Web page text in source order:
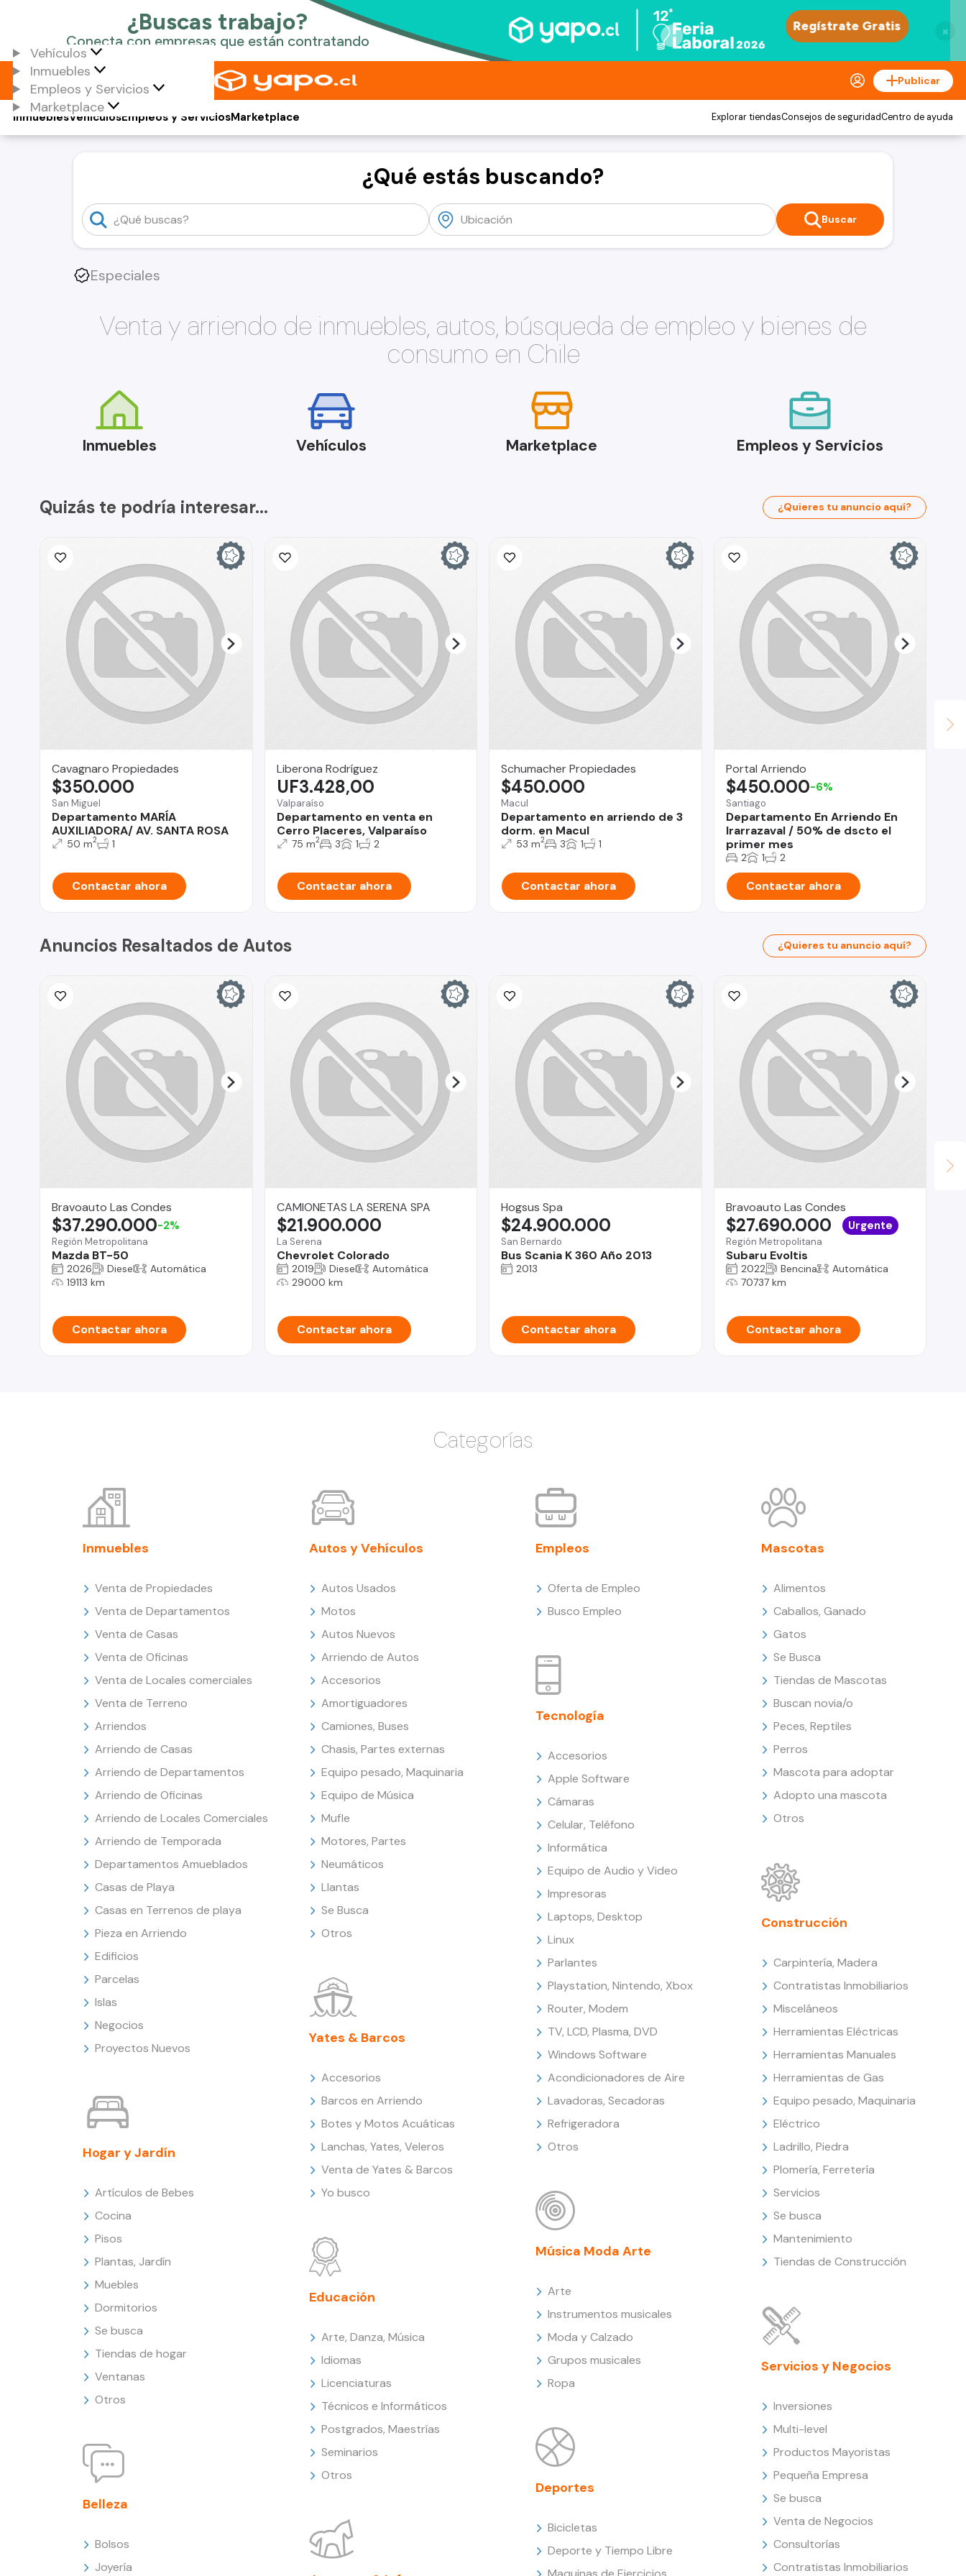
×
Vehículos
Inmuebles
Empleos y Servicios
Marketplace
Publicar
Vehículos
Inmuebles Empleos y ServiciosMarketplace Explorar tiendasConsejos de seguridadCentro de ayuda
¿Qué estás buscando?
Buscar
Especiales
Venta y arriendo de inmuebles, autos, búsqueda de empleo y bienes de
consumo en Chile
Inmuebles Vehículos Marketplace Empleos y Servicios
Quizás te podría interesar... ¿Quieres tu anuncio aquí?
Cavagnaro Propiedades
San Miguel
Departamento MARÍA
AUXILIADORA/ AV. SANTA ROSA
$350.000
50 m2 1
Contactar ahora
Liberona Rodríguez
Valparaíso
Departamento en venta en
Cerro Placeres, Valparaíso
UF3.428,00
75 m2 3 1 2
Contactar ahora
Schumacher Propiedades
Macul
Departamento en arriendo de 3
dorm. en Macul
$450.000
53 m2 3 1 1
Contactar ahora
Portal Arriendo
Santiago
Departamento En Arriendo En
Irarrazaval / 50% de dscto el
primer mes
$450.000-6%
2 1 2
Contactar ahora
Anuncios Resaltados de Autos ¿Quieres tu anuncio aquí?
Bravoauto Las Condes
Región Metropolitana
Mazda BT-50
$37.290.000-2%
2026 Diesel
Automática
19113 km
Contactar ahora
CAMIONETAS LA SERENA SPA
La Serena
Chevrolet Colorado
$21.900.000
2019 Diesel
Automática
29000 km
Contactar ahora
Hogsus Spa
San Bernardo
Bus Scania K 360 Año 2013
$24.900.000
2013
Contactar ahora
Bravoauto Las Condes
Región Metropolitana
Subaru Evoltis
$27.690.000 Urgente
2022 Bencina
Automática
70737 km
Contactar ahora
Categorías
Inmuebles
Venta de Propiedades
Venta de Departamentos
Venta de Casas
Venta de Oficinas
Venta de Locales comerciales
Venta de Terreno
Arriendos
Arriendo de Casas
Arriendo de Departamentos
Arriendo de Oficinas
Arriendo de Locales Comerciales
Arriendo de Temporada
Departamentos Amueblados
Casas de Playa
Casas en Terrenos de playa
Pieza en Arriendo
Edificios
Parcelas
Islas
Negocios
Proyectos Nuevos
Hogar y Jardín
Artículos de Bebes
Cocina
Pisos
Plantas, Jardín
Muebles
Dormitorios
Se busca
Tiendas de hogar
Ventanas
Otros
Belleza
Bolsos
Joyería
Autos y Vehículos
Autos Usados
Motos
Autos Nuevos
Arriendo de Autos
Accesorios
Amortiguadores
Camiones, Buses
Chasis, Partes externas
Equipo pesado, Maquinaria
Equipo de Música
Mufle
Motores, Partes
Neumáticos
Llantas
Se Busca
Otros
Yates & Barcos
Accesorios
Barcos en Arriendo
Botes y Motos Acuáticas
Lanchas, Yates, Veleros
Venta de Yates & Barcos
Yo busco
Educación
Arte, Danza, Música
Idiomas
Licenciaturas
Técnicos e Informáticos
Postgrados, Maestrías
Seminarios
Otros
Empleos
Oferta de Empleo
Busco Empleo
Tecnología
Accesorios
Apple Software
Cámaras
Celular, Teléfono
Informática
Equipo de Audio y Video
Impresoras
Laptops, Desktop
Linux
Parlantes
Playstation, Nintendo, Xbox
Router, Modem
TV, LCD, Plasma, DVD
Windows Software
Acondicionadores de Aire
Lavadoras, Secadoras
Refrigeradora
Otros
Música Moda Arte
Arte
Instrumentos musicales
Moda y Calzado
Grupos musicales
Ropa
Deportes
Bicicletas
Deporte y Tiempo Libre
Mascotas
Alimentos
Caballos, Ganado
Gatos
Se Busca
Tiendas de Mascotas
Buscan novia/o
Peces, Reptiles
Perros
Mascota para adoptar
Adopto una mascota
Otros
Construcción
Carpintería, Madera
Contratistas Inmobiliarios
Misceláneos
Herramientas Eléctricas
Herramientas Manuales
Herramientas de Gas
Equipo pesado, Maquinaria
Eléctrico
Ladrillo, Piedra
Plomería, Ferretería
Servicios
Se busca
Mantenimiento
Tiendas de Construcción
Servicios y Negocios
Inversiones
Multi-level
Productos Mayoristas
Pequeña Empresa
Se busca
Venta de Negocios
Consultorías
Contratistas Inmobiliarios